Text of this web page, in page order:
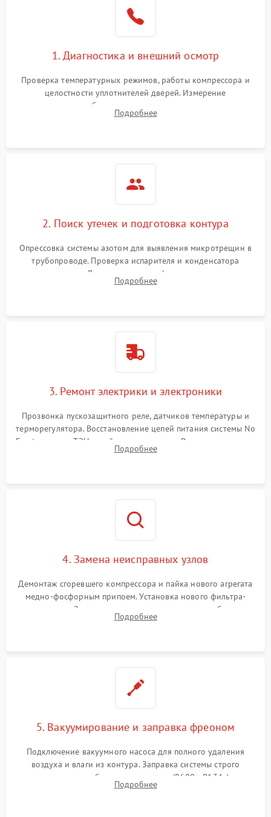
работе
2000 ₽ Подробнее →
1000 ₽
1800 ₽
1. Диагностика и внешний осмотр
Проверка температурных режимов, работы компрессора и
целостности уплотнителей дверей. Измерение
сопротивления обмоток мотора, проверка термостата и
считывание кодов ошибок с электронного дисплея.
Подробнее
2. Поиск утечек и подготовка контура
Опрессовка системы азотом для выявления микротрещин в
трубопроводе. Проверка испарителя и конденсатора
течеискателем. Демонтаж старого фильтра-осушителя и
продувка капиллярной трубки для устранения засоров.
Подробнее
3. Ремонт электрики и электроники
Прозвонка пускозащитного реле, датчиков температуры и
терморегулятора. Восстановление цепей питания системы No
Frost, включая ТЭН оттайки и вентилятор. Ремонт или замена
платы управления при сбоях алгоритмов.
Подробнее
4. Замена неисправных узлов
Демонтаж сгоревшего компрессора и пайка нового агрегата
медно-фосфорным припоем. Установка нового фильтра-
осушителя. Замена изношенных вентиляторов обдува,
сломанных заслонок или поврежденных дверных петель.
Подробнее
5. Вакуумирование и заправка фреоном
Подключение вакуумного насоса для полного удаления
воздуха и влаги из контура. Заправка системы строго
дозированным объемом хладагента (R600a, R134a) по
электронным весам. Контроль рабочего давления в системе.
Подробнее